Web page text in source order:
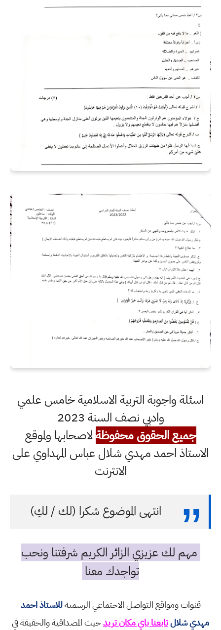
اسئلة واجوبة التربية الاسلامية خامس علمي
وادبي نصف السنة 2023
جميع الحقوق محفوظةلاصحابها ولموقع
الاستاذ احمد مهدي شلال عباس المهداوي على
الانترنت
انتهى الموضوع شكرا (لك / لكِ)
مهم لك عزيزي الزائر الكريم شرفتنا ونحب
تواجدك معنا
قنوات ومواقع التواصل الاجتماعي الرسميةللاستاذ احمد
مهدي شلالتابعنا باي مكان تريدحيث المصداقية والحقيقة في